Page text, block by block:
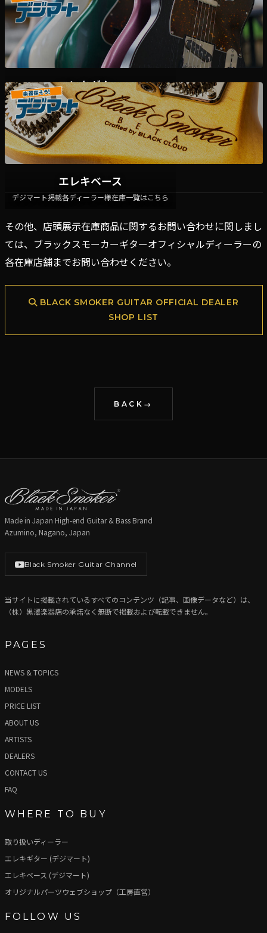
エレキギター
デジマート掲載各ディーラー様在庫一覧はこちら
エレキベース
デジマート掲載各ディーラー様在庫一覧はこちら
その他、店頭展示在庫商品に関するお問い合わせに関しまし
ては、ブラックスモーカーギターオフィシャルディーラーの
各在庫店舗までお問い合わせください。
BLACK SMOKER GUITAR OFFICIAL DEALER
SHOP LIST
BACK
Made in Japan High-end Guitar & Bass Brand
Azumino, Nagano, Japan
Black Smoker Guitar Channel
当サイトに掲載されているすべてのコンテンツ（記事、画像データなど）は、
（株）黒澤楽器店の承諾なく無断で掲載および転載できません。
PAGES
NEWS & TOPICS
MODELS
PRICE LIST
ABOUT US
ARTISTS
DEALERS
CONTACT US
FAQ
WHERE TO BUY
取り扱いディーラー
エレキギター (デジマート)
エレキベース (デジマート)
オリジナルパーツウェブショップ（工房直営）
FOLLOW US